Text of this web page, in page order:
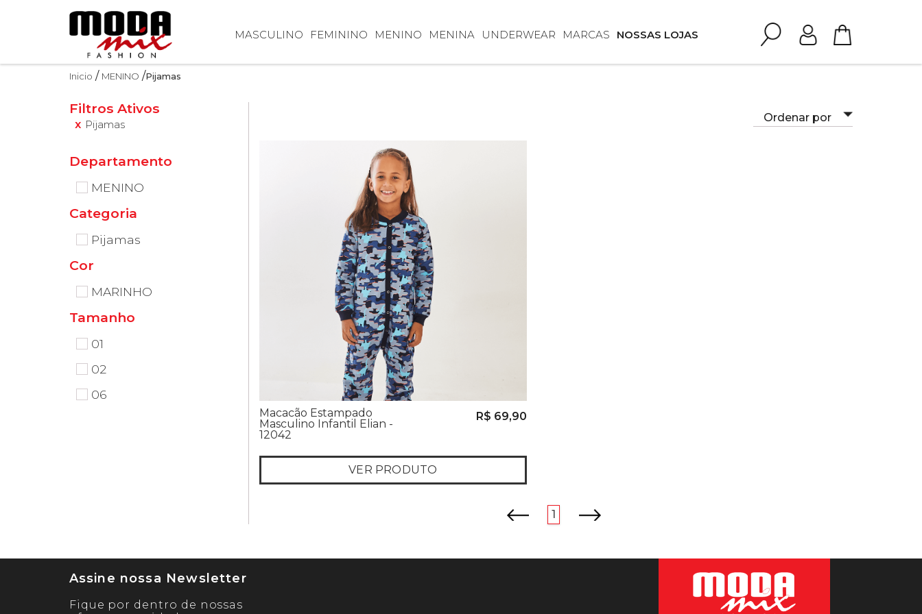
NOSSAS LOJAS
MARCAS
MASCULINO FEMININO MENINO MENINA UNDERWEAR
Inicio MENINO Pijamas
Filtros Ativos
Pijamas
MENINO
Categoria
Pijamas
Cor
MARINHO
Tamanho
01
02
06
Ordenar por
Macacão Estampado
Masculino Infantil Elian -
12042
R$ 69,90
VER PRODUTO
anterior 1 próximo
Assine nossa Newsletter
Fique por dentro de nossas